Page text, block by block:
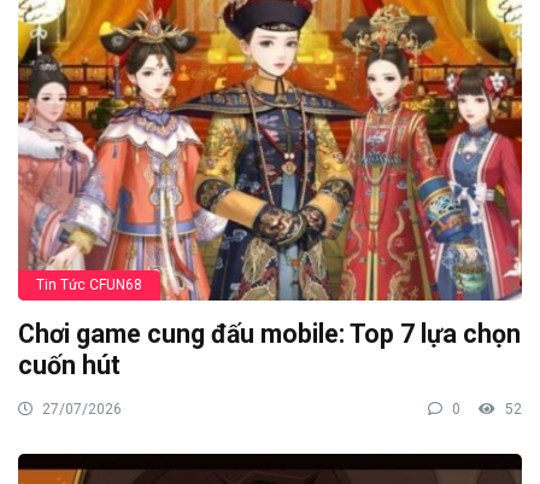
Tin Tức CFUN68
Chơi game cung đấu mobile: Top 7 lựa chọn
cuốn hút
27/07/2026 0 52